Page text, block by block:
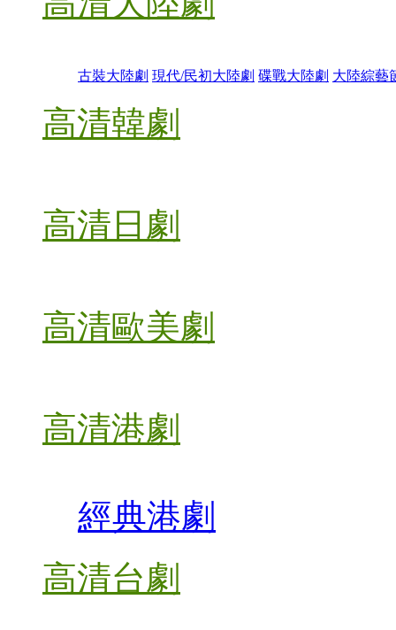
古裝大陸劇 現代/民初大陸劇 碟戰大陸劇 大陸綜藝
高清韓劇
高清日劇
高清歐美劇
高清港劇
經典港劇
高清台劇